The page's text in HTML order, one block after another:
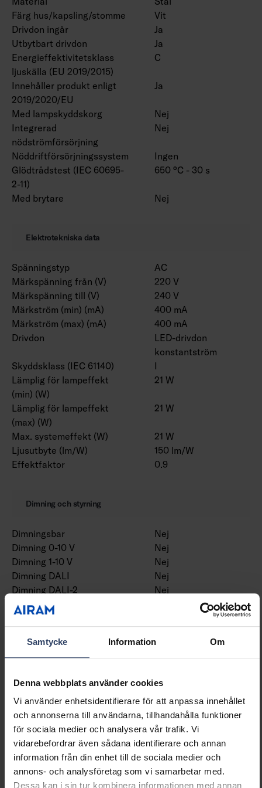
Samtycke Information Om
Denna webbplats använder cookies
Vi använder enhetsidentifierare för att anpassa innehållet
och annonserna till användarna, tillhandahålla funktioner
för sociala medier och analysera vår trafik. Vi
vidarebefordrar även sådana identifierare och annan
information från din enhet till de sociala medier och
annons- och analysföretag som vi samarbetar med.
Dessa kan i sin tur kombinera informationen med annan
Färgtemperaturer alternativt 2700 K, 5700 K
och 6500 K samt Tunable White. På beställning
CRI > 90. Finns även med olika slags
anslutningskablar samt modeller för
radmontering. Längder på 600 och 750 mm på
beställning. Finns även med olika effekter,
1400–9900 lumen.
Färg hus/kapsling/stomme
Vit
Drivdon ingår
Ja
Utbytbart drivdon
Ja
Energieffektivitetsklass
ljuskälla (EU 2019/2015)
C
Innehåller produkt enligt
2019/2020/EU
Ja
Med lampskyddskorg
Nej
Integrerad
nödströmförsörjning
Nej
Nöddriftförsörjningssystem
Ingen
Glödtrådstest (IEC 60695-
2-11)
650 °C - 30 s
Med brytare Nej
Elektrotekniska data
Spänningstyp
AC
Märkspänning från (V)
220 V
Märkspänning till (V)
240 V
Märkström (min) (mA)
400 mA
Märkström (max) (mA)
400 mA
Drivdon
LED-drivdon
konstantström
Skyddsklass (IEC 61140)
I
Lämplig för lampeffekt
(min) (W)
21 W
Lämplig för lampeffekt
(max) (W)
21 W
Max. systemeffekt (W)
21 W
Ljusutbyte (lm/W)
150 lm/W
Effektfaktor
0.9
Dimning och styrning
Dimningsbar
Nej
Dimning 0-10 V
Nej
Dimning 1-10 V
Nej
Dimning DALI
Nej
Dimning DALI-2
Nej
Dimning DMX
Dimning DSI
Dimning
nätspänningsmodulering
Nej
Dimning bakkant (phase
cut-off)
Nej
Dimning framkant (phase
cut-on)
Nej
Dimning potentiometer
(integrerad)
Nej
Dimning programmerbar
Nej